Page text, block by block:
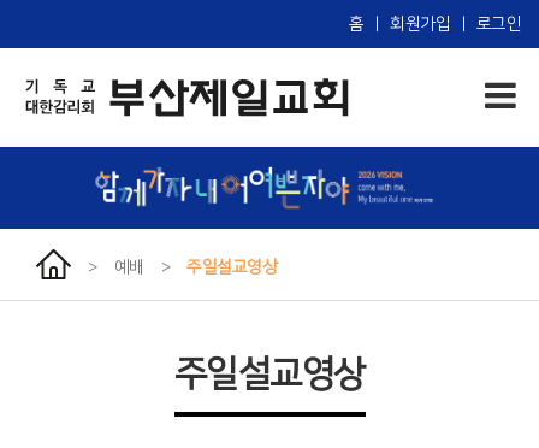
홈 회원가입 로그인
> 예배 > 주일설교영상
주일설교영상